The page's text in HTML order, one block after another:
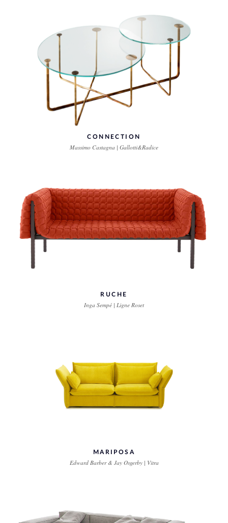
CONNECTION
Massimo Castagna | Gallotti&Radice
RUCHE
Inga Sempé | Ligne Roset
MARIPOSA
Edward Barber & Jay Osgerby | Vitra